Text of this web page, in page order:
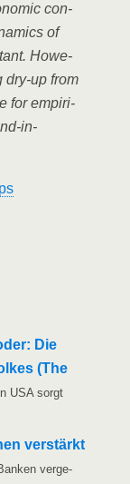
con­
of
Howe­
dry-up from
for empi­ri­
in-
Die
(The
USA sorgt
ver­stärkt
ver­ge­